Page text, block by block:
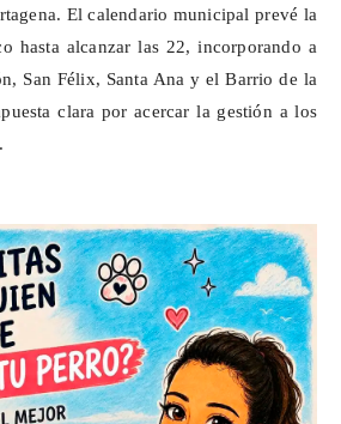
El calendario municipal prevé la
hasta alcanzar las 22, incorporando a
San Félix, Santa Ana y el Barrio de la
clara por acercar la gestión a los